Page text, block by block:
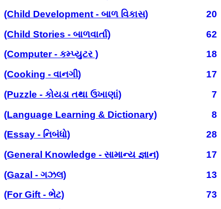
(Child Development - બાળ વિકાસ)
20
(Child Stories - બાળવાર્તા)
62
(Computer - કમ્પ્યુટર )
18
(Cooking - વાનગી)
17
(Puzzle - કોયડા તથા ઉખાણાં)
7
(Language Learning & Dictionary)
8
(Essay - નિબંધો)
28
(General Knowledge - સામાન્ય જ્ઞાન)
17
(Gazal - ગઝલ)
13
(For Gift - ભેટ)
73